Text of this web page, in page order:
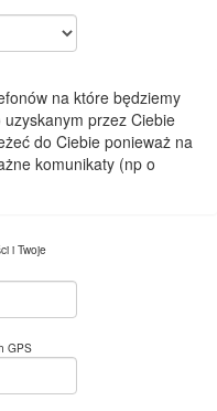
na które będziemy
uzyskanym przez Ciebie
do Ciebie ponieważ na
komunikaty (np o
i Twoje
GPS